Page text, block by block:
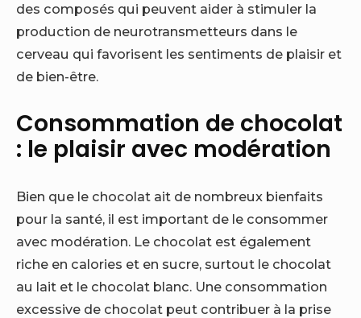
des composés qui peuvent aider à stimuler la
production de neurotransmetteurs dans le
cerveau qui favorisent les sentiments de plaisir et
de bien-être.
Consommation de chocolat
: le plaisir avec modération
Bien que le chocolat ait de nombreux bienfaits
pour la santé, il est important de le consommer
avec modération. Le chocolat est également
riche en calories et en sucre, surtout le chocolat
au lait et le chocolat blanc. Une consommation
excessive de chocolat peut contribuer à la prise